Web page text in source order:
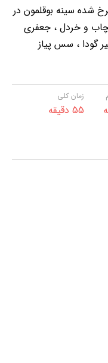
شده سینه بوقلمون در
و خردل ، جعفری
گودا ، سس پیاز
زمان کلی
55 دقیقه